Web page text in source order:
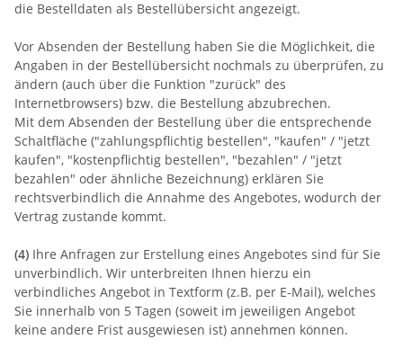
die Bestelldaten als Bestellübersicht angezeigt.
Vor Absenden der Bestellung haben Sie die Möglichkeit, die
Angaben in der Bestellübersicht nochmals zu überprüfen, zu
ändern (auch über die Funktion "zurück" des
Internetbrowsers) bzw. die Bestellung abzubrechen.
Mit dem Absenden der Bestellung über die entsprechende
Schaltfläche ("zahlungspflichtig bestellen", "kaufen" / "jetzt
kaufen", "kostenpflichtig bestellen", "bezahlen" / "jetzt
bezahlen" oder ähnliche Bezeichnung) erklären Sie
rechtsverbindlich die Annahme des Angebotes, wodurch der
Vertrag zustande kommt.
(4) Ihre Anfragen zur Erstellung eines Angebotes sind für Sie
unverbindlich. Wir unterbreiten Ihnen hierzu ein
verbindliches Angebot in Textform (z.B. per E-Mail), welches
Sie innerhalb von 5 Tagen (soweit im jeweiligen Angebot
keine andere Frist ausgewiesen ist) annehmen können.